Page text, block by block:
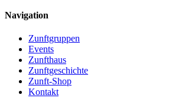
Navigation
Zunftgruppen
Events
Zunfthaus
Zunftgeschichte
Zunft-Shop
Kontakt